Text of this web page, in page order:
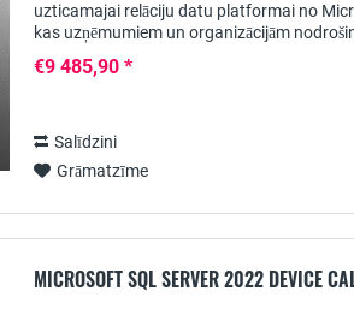
uzticamajai relāciju datu platformai no
kas uzņēmumiem un organizācijām
€9 485,90 *
Salīdzini
Grāmatzīme
MICROSOFT SQL SERVER 2022 DEVICE